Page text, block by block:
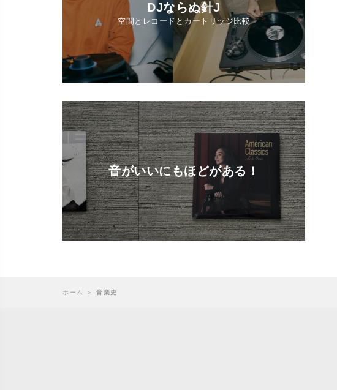
DJならぬ針J
空間とレコードとカートリッジ比較
音がいいにもほどがある！
ホーム ＞ 音楽史